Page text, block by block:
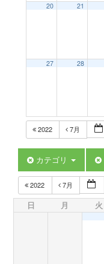
20 21
27 28
2022 7月
カテゴリ
2022 7月
日 月 火